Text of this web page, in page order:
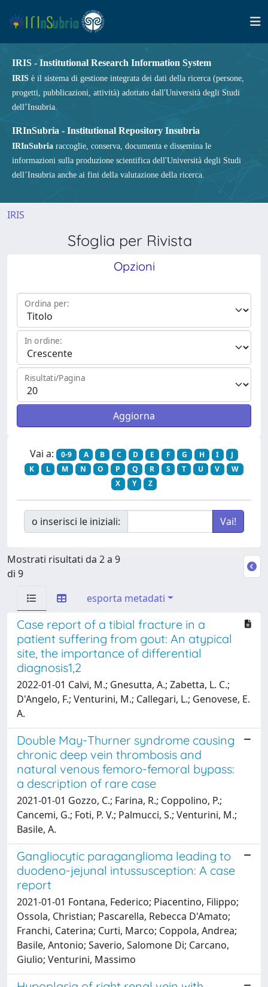
IRIS - Institutional Research Information System
IRIS è il sistema di gestione integrata dei dati della ricerca (persone,
progetti, pubblicazioni, attività) adottato dall'Università degli Studi
dell’Insubria.
IRInSubria - Institutional Repository Insubria
IRInSubria raccoglie, conserva, documenta e dissemina le
informazioni sulla produzione scientifica dell'Università degli Studi
dell’Insubria anche ai fini della valutazione della ricerca.
IRIS
Sfoglia per Rivista
Opzioni
Ordina per:
In ordine:
Risultati/Pagina
Vai a: 0-9 A B C D E F G H I
J
K
L M N O P Q R S T U V
W
X
Y Z
o inserisci le iniziali:
Mostrati risultati da 2 a 9
di 9
esporta metadati
Case report of a tibial fracture in a
patient suffering from gout: An atypical
site, the importance of differential
diagnosis1,2
2022-01-01 Calvi, M.; Gnesutta, A.; Zabetta, L. C.;
D'Angelo, F.; Venturini, M.; Callegari, L.; Genovese, E.
A.
Double May-Thurner syndrome causing
chronic deep vein thrombosis and
natural venous femoro-femoral bypass:
a description of rare case
2021-01-01 Gozzo, C.; Farina, R.; Coppolino, P.;
Cancemi, G.; Foti, P. V.; Palmucci, S.; Venturini, M.;
Basile, A.
Gangliocytic paraganglioma leading to
duodeno-jejunal intussusception: A case
report
2021-01-01 Fontana, Federico; Piacentino, Filippo;
Ossola, Christian; Pascarella, Rebecca D'Amato;
Franchi, Caterina; Curti, Marco; Coppola, Andrea;
Basile, Antonio; Saverio, Salomone Di; Carcano,
Giulio; Venturini, Massimo